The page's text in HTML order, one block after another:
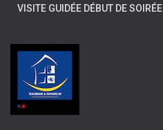
VISITE GUIDÉE DÉBUT DE SOIRÉE